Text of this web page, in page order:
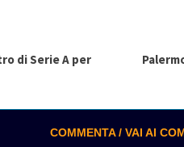
di Serie A per
COMMENTA / VAI AI